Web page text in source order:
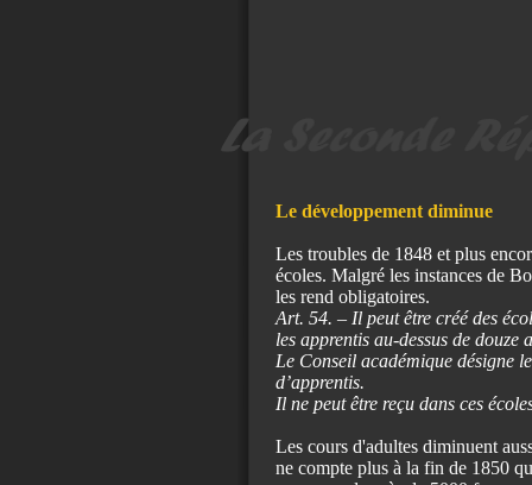
Le développement diminue
Les troubles de 1848 et plus
écoles. Malgré les instances de
les rend obligatoires.
Art. 54. – Il peut être créé des
les apprentis au-dessus de douze
Le Conseil académique désigne
d’apprentis.
Il ne peut être reçu dans ces
Les cours d'adultes diminuent
ne compte plus à la fin de 1850